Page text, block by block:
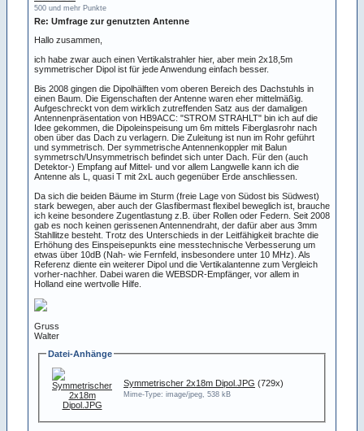
500 und mehr Punkte
Re: Umfrage zur genutzten Antenne
Hallo zusammen,
ich habe zwar auch einen Vertikalstrahler hier, aber mein 2x18,5m
symmetrischer Dipol ist für jede Anwendung einfach besser.
Bis 2008 gingen die Dipolhälften vom oberen Bereich des Dachstuhls in
einen Baum. Die Eigenschaften der Antenne waren eher mittelmäßig.
Aufgeschreckt von dem wirklich zutreffenden Satz aus der damaligen
Antennenpräsentation von HB9ACC: "STROM STRAHLT" bin ich auf die
Idee gekommen, die Dipoleinspeisung um 6m mittels Fiberglasrohr nach
oben über das Dach zu verlagern. Die Zuleitung ist nun im Rohr geführt
und symmetrisch. Der symmetrische Antennenkoppler mit Balun
symmetrsch/Unsymmetrisch befindet sich unter Dach. Für den (auch
Detektor-) Empfang auf Mittel- und vor allem Langwelle kann ich die
Antenne als L, quasi T mit 2xL auch gegenüber Erde anschliessen.
Da sich die beiden Bäume im Sturm (freie Lage von Südost bis Südwest)
stark bewegen, aber auch der Glasfibermast flexibel beweglich ist, brauche
ich keine besondere Zugentlastung z.B. über Rollen oder Federn. Seit 2008
gab es noch keinen gerissenen Antennendraht, der dafür aber aus 3mm
Stahllitze besteht. Trotz des Unterschieds in der Leitfähigkeit brachte die
Erhöhung des Einspeisepunkts eine messtechnische Verbesserung um
etwas über 10dB (Nah- wie Fernfeld, insbesondere unter 10 MHz). Als
Referenz diente ein weiterer Dipol und die Vertikalantenne zum Vergleich
vorher-nachher. Dabei waren die WEBSDR-Empfänger, vor allem in
Holland eine wertvolle Hilfe.
Gruss
Walter
Datei-Anhänge
Symmetrischer 2x18m Dipol.JPG (729x)
Mime-Type: image/jpeg, 538 kB